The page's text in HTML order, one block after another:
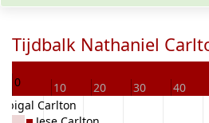
Tijdbalk Nathaniel
0 10 20 30 40
Abigal Carlton